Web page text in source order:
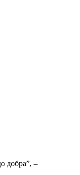
добра”, –